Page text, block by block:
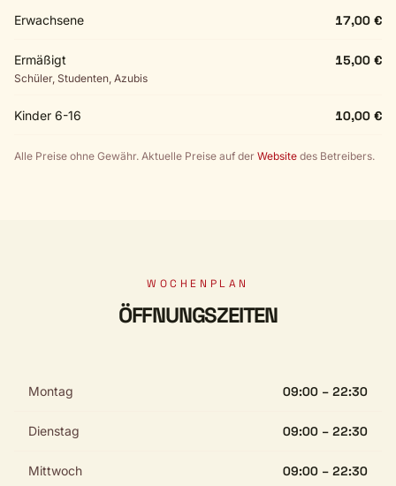
Erwachsene 17,00 €
Ermäßigt
Schüler, Studenten, Azubis
15,00 €
Kinder 6-16 10,00 €
Alle Preise ohne Gewähr. Aktuelle Preise auf der Website des Betreibers.
WOCHENPLAN
ÖFFNUNGSZEITEN
Montag 09:00 – 22:30
Dienstag 09:00 – 22:30
Mittwoch 09:00 – 22:30